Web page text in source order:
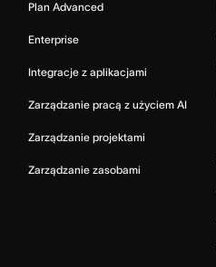
Plan Advanced
Enterprise
Integracje z aplikacjami
Zarządzanie pracą z użyciem AI
Zarządzanie projektami
Zarządzanie zasobami